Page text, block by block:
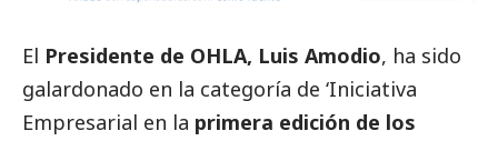
El Presidente de OHLA, Luis Amodio, ha sido
galardonado en la categoría de ‘Iniciativa
Empresarial en la primera edición de los